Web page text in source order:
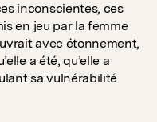
inconscientes, ces
en jeu par la femme
avec étonnement,
a été, qu’elle a
sa vulnérabilité